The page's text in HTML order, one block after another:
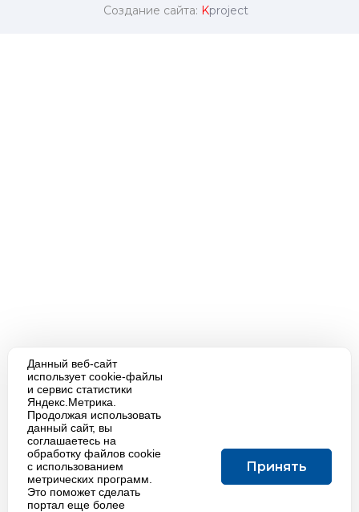
Создание сайта: Kproject
Данный веб-сайт
использует cookie-файлы
и сервис статистики
Яндекс.Метрика.
Продолжая использовать
данный сайт, вы
соглашаетесь на
обработку файлов cookie
с использованием
метрических программ.
Это поможет сделать
портал еще более
Принять